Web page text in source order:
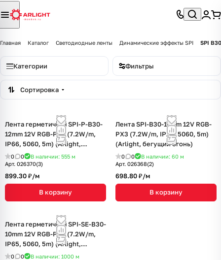
Главная Каталог Светодиодные ленты Динамические эффекты SPI SPI
Категории Фильтры
Сортировка
Лента герметичная SPI-P-B30-
12mm 12V RGB-PX3 (7.2W/m,
IP66, 5060, 5m) (Arlight,
бегущий огонь)
0 0 В наличии: 555 м
Арт. 026370(3)
899.30 ₽/м
В корзину
Лента SPI-B30-10mm 12V RGB-
PX3 (7.2W/m, IP20, 5060, 5m)
(Arlight, бегущий огонь)
0 0 В наличии: 60 м
Арт. 026368(2)
698.80 ₽/м
В корзину
Лента герметичная SPI-SE-B30-
10mm 12V RGB-PX3 (7.2W/m,
IP65, 5060, 5m) (Arlight,
бегущий огонь)
0 0 В наличии: 1000 м